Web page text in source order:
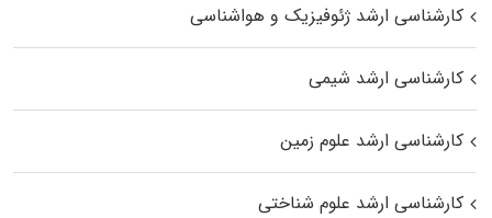
کارشناسی ارشد ژئوفیزیک و هواشناسی
کارشناسی ارشد شیمی
کارشناسی ارشد علوم زمین
کارشناسی ارشد علوم شناختی